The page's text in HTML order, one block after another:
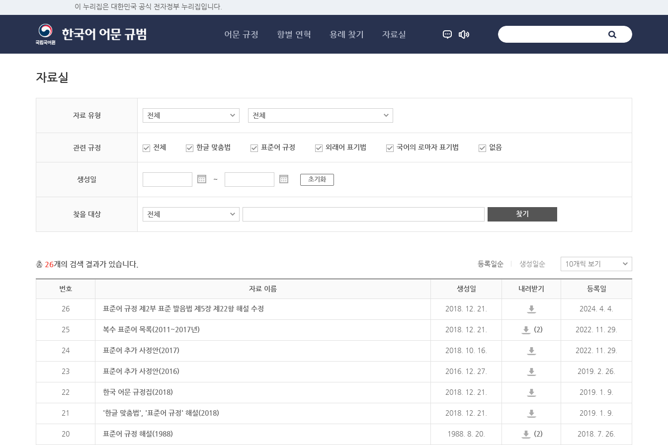
이 누리집은 대한민국 공식 전자정부 누리집입니다.
어문 규정 항별 연혁 용례 찾기 자료실
자료실
자료 유형
관련 규정 전체 한글 맞춤법 표준어 규정 외래어 표기법 국어의 로마자 표기법 없음
생성일 ~ 초기화
찾을 대상 찾기
총 26개의 검색 결과가 있습니다. 등록일순 생성일순
번호 자료 이름 생성일 내려받기 등록일
26 표준어 규정 제2부 표준 발음법 제5장 제22항 해설 수정 2018. 12. 21. 2024. 4. 4.
25 복수 표준어 목록(2011~2017년) 2018. 12. 21. (2) 2022. 11. 29.
24 표준어 추가 사정안(2017) 2018. 10. 16. 2022. 11. 29.
23 표준어 추가 사정안(2016) 2016. 12. 27. 2019. 2. 26.
22 한국 어문 규정집(2018) 2018. 12. 21. 2019. 1. 9.
21 '한글 맞춤법', '표준어 규정' 해설(2018) 2018. 12. 21. 2019. 1. 9.
20 표준어 규정 해설(1988) 1988. 8. 20. (2) 2018. 7. 26.